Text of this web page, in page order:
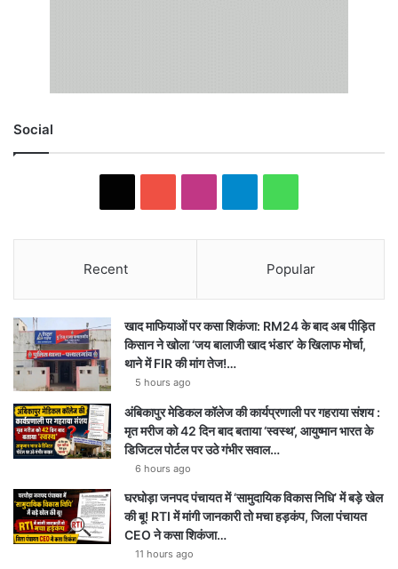
Social
Recent Popular
खाद माफियाओं पर कसा शिकंजा: RM24 के बाद अब पीड़ित
किसान ने खोला ‘जय बालाजी खाद भंडार’ के खिलाफ मोर्चा,
थाने में FIR की मांग तेज!…
5 hours ago
अंबिकापुर मेडिकल कॉलेज की कार्यप्रणाली पर गहराया संशय :
मृत मरीज को 42 दिन बाद बताया ‘स्वस्थ’, आयुष्मान भारत के
डिजिटल पोर्टल पर उठे गंभीर सवाल…
6 hours ago
घरघोड़ा जनपद पंचायत में ‘सामुदायिक विकास निधि’ में बड़े खेल
की बू! RTI में मांगी जानकारी तो मचा हड़कंप, जिला पंचायत
CEO ने कसा शिकंजा…
11 hours ago